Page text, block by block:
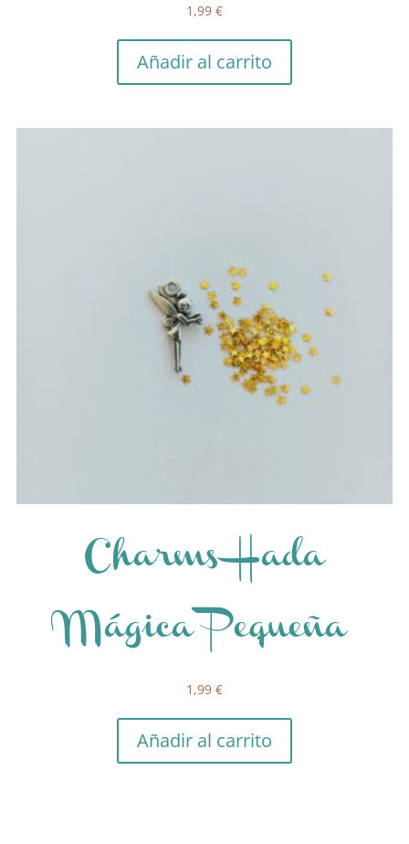
1,99 €
Añadir al carrito
Charms Hada
Mágica Pequeña
1,99 €
Añadir al carrito